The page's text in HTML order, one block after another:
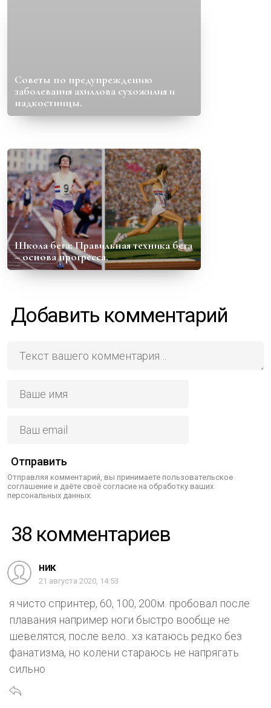
Советы по предупреждению
заболевания ахиллова сухожилия и
надкостницы.
Школа бега: Правильная техника бега
– основа прогресса.
Добавить комментарий
Отправить
Отправляя комментарий, вы принимаете пользовательское
соглашение и даёте своё согласие на обработку ваших
персональных данных.
38 комментариев
ник
21 августа 2020, 14:53
я чисто спринтер, 60, 100, 200м. пробовал после
плавания например ноги быстро вообще не
шевелятся, после вело.. хз катаюсь редко без
фанатизма, но колени стараюсь не напрягать
сильно